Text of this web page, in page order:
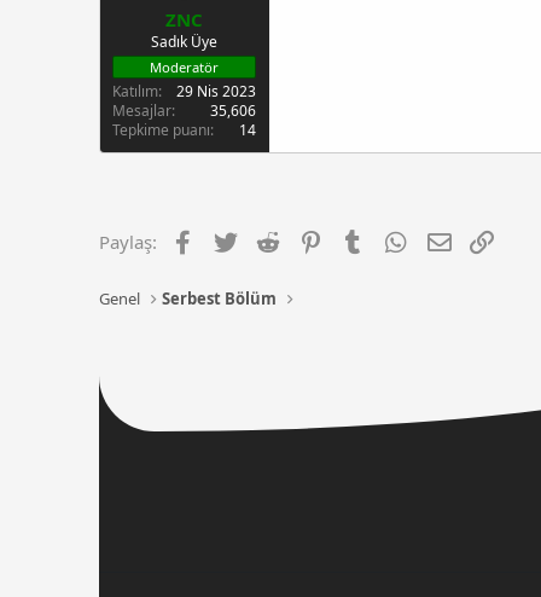
ZNC
Sadık Üye
Moderatör
Katılım
29 Nis 2023
Mesajlar
35,606
Tepkime puanı
14
Paylaş: Facebook
Twitter Reddit PinterestTumblr WhatsApp
E-posta
Genel Serbest Bölüm